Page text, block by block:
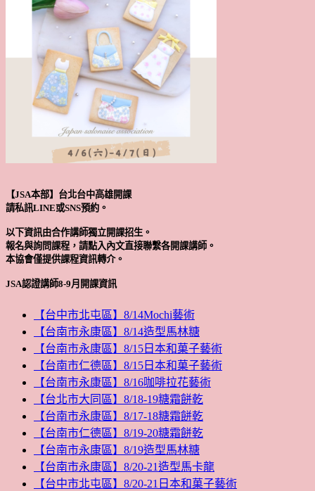
【JSA本部】台北台中高雄開課
請私訊LINE或SNS預約。
以下資訊由合作講師獨立開課招生。
報名與詢問課程，請點入內文直接聯繫各開課講師。
本協會僅提供課程資訊轉介。
JSA認證講師8-9月開課資訊
【台中市北屯區】8/14Mochi藝術
【台南市永康區】8/14造型馬林糖
【台南市永康區】8/15日本和菓子藝術
【台南市仁德區】8/15日本和菓子藝術
【台南市永康區】8/16咖啡拉花藝術
【台北市大同區】8/18-19糖霜餅乾
【台南市永康區】8/17-18糖霜餅乾
【台南市仁德區】8/19-20糖霜餅乾
【台南市永康區】8/19造型馬林糖
【台南市永康區】8/20-21造型馬卡龍
【台中市北屯區】8/20-21日本和菓子藝術